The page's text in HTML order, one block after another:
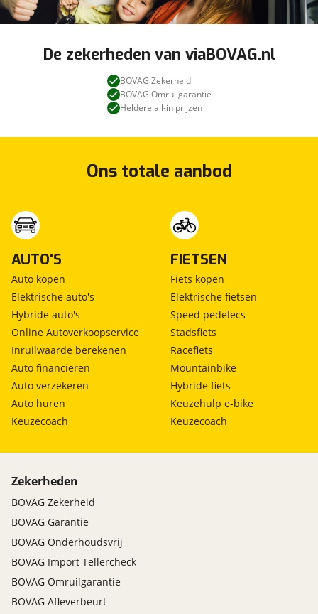
De zekerheden van viaBOVAG.nl
BOVAG Zekerheid
BOVAG Omruilgarantie
Heldere all-in prijzen
Ons totale aanbod
AUTO'S
Auto kopen
Elektrische auto's
Hybride auto's
Online Autoverkoopservice
Inruilwaarde berekenen
Auto financieren
Auto verzekeren
Auto huren
Keuzecoach
FIETSEN
Fiets kopen
Elektrische fietsen
Speed pedelecs
Stadsfiets
Racefiets
Mountainbike
Hybride fiets
Keuzehulp e-bike
Keuzecoach
Zekerheden
BOVAG Zekerheid
BOVAG Garantie
BOVAG Onderhoudsvrij
BOVAG Import Tellercheck
BOVAG Omruilgarantie
BOVAG Afleverbeurt